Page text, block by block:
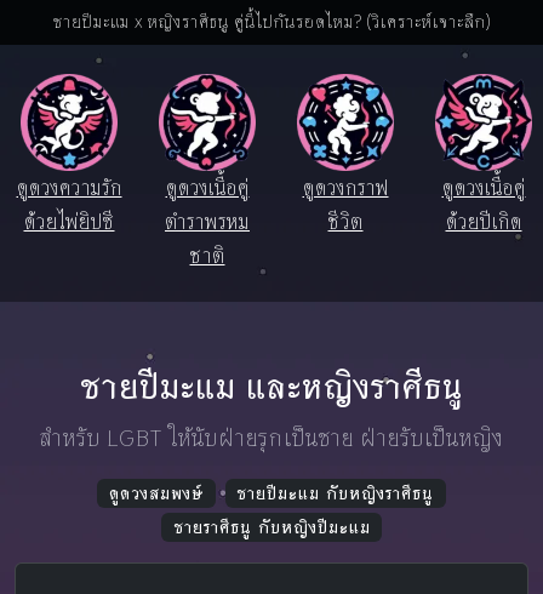
ชายปีมะแม x หญิงราศีธนู คู่นี้ไปกันรอดไหม? (วิเคราะห์เจาะลึก)
ดูดวงความรัก
ด้วยไพ่ยิปซี
ดูดวงเนื้อคู่
ตำราพรหม
ชาติ
ดูดวงกราฟ
ชีวิต
ดูดวงเนื้อคู่
ด้วยปีเกิด
ชายปีมะแม และหญิงราศีธนู
สำหรับ LGBT ให้นับฝ่ายรุกเป็นชาย ฝ่ายรับเป็นหญิง
ดูดวงสมพงษ์
ชายปีมะแม กับหญิงราศีธนู
ชายราศีธนู กับหญิงปีมะแม